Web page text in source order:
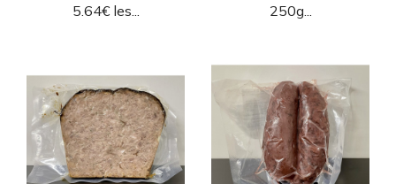
5.64€ les...
250g...